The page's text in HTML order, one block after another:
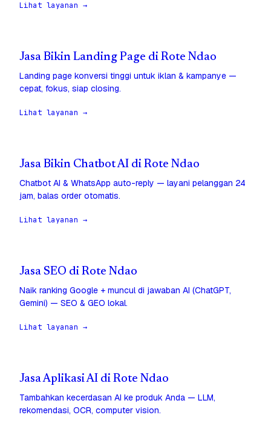
Lihat layanan →
Jasa Bikin Landing Page di Rote Ndao
Landing page konversi tinggi untuk iklan & kampanye —
cepat, fokus, siap closing.
Lihat layanan →
Jasa Bikin Chatbot AI di Rote Ndao
Chatbot AI & WhatsApp auto-reply — layani pelanggan 24
jam, balas order otomatis.
Lihat layanan →
Jasa SEO di Rote Ndao
Naik ranking Google + muncul di jawaban AI (ChatGPT,
Gemini) — SEO & GEO lokal.
Lihat layanan →
Jasa Aplikasi AI di Rote Ndao
Tambahkan kecerdasan AI ke produk Anda — LLM,
rekomendasi, OCR, computer vision.